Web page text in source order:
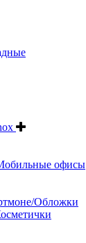
офисы
Обложки